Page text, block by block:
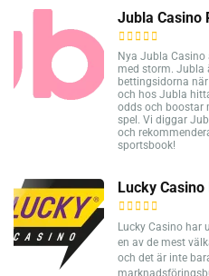
Jubla Casino
Nya Jubla
med storm. Jubla
bettingsidorna
och hos Jubla
odds och boostar
spel. Vi diggar
och
sportsbook!
Lucky Casino
Lucky Casino har
en av de mest
och det är inte